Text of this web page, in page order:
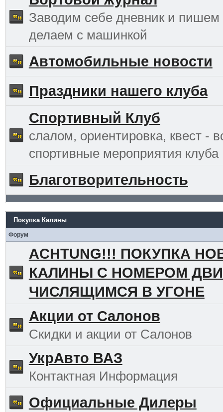
Заводим себе дневник и пишем
делаем с машинкой
Автомобильные новости
Праздники нашего клуба
Спортивный Клуб
слалом, ориентировка, квест -
спортивные мероприятия клуба
Благотворительность
Покупка Калины
Форум
ACHTUNG!!! ПОКУПКА
КАЛИНЫ С НОМЕРОМ
ЧИСЛЯЩИМСЯ В УГОНЕ
Акции от Салонов
Скидки и акции от Салонов
УкрАвто ВАЗ
Контактная Информация
Официальные Дилеры